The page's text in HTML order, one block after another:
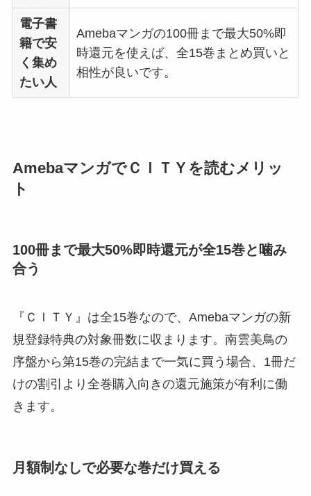
電子書
籍で安
く集め
たい人
Amebaマンガの100冊まで最大50%即
時還元を使えば、全15巻まとめ買いと
相性が良いです。
AmebaマンガでＣＩＴＹを読むメリッ
ト
100冊まで最大50%即時還元が全15巻と噛み
合う
『ＣＩＴＹ』は全15巻なので、Amebaマンガの新
規登録特典の対象冊数に収まります。南雲美鳥の
序盤から第15巻の完結まで一気に買う場合、1冊だ
けの割引より全巻購入向きの還元施策が有利に働
きます。
月額制なしで必要な巻だけ買える